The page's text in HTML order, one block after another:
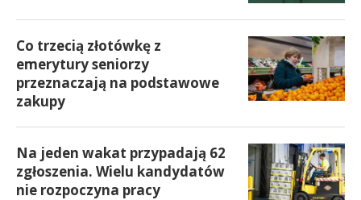
Co trzecią złotówkę z
emerytury seniorzy
przeznaczają na podstawowe
zakupy
Na jeden wakat przypadają 62
zgłoszenia. Wielu kandydatów
nie rozpoczyna pracy